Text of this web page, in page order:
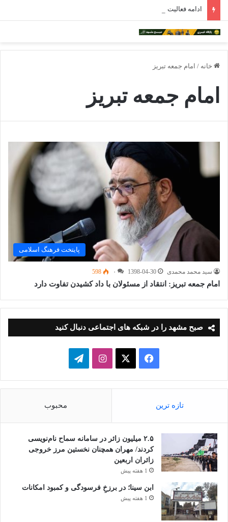
خانه / امام جمعه تبریز
امام جمعه تبریز
پایتخت فرهنگ اسلامی
سید محمد محمدی 1398-04-30 ۰ 598
امام جمعه تبریز: انتقاد از مسئولان با داد کشیدن تفاوت دارد
صبح مشهد را در شبکه های اجتماعی دنبال کنید
فیسبوک ایکساینستاگرامتلگرام
تازه ترین محبوب
۲.۵ میلیون زائر در سامانه سماح نام‌نویسی
کردند/ مهران همچنان نخستین مرز خروجی
زائران اربعین
1 هفته پیش
ابن سینا؛ در برزخِ فرسودگی و کمبود امکانات
1 هفته پیش